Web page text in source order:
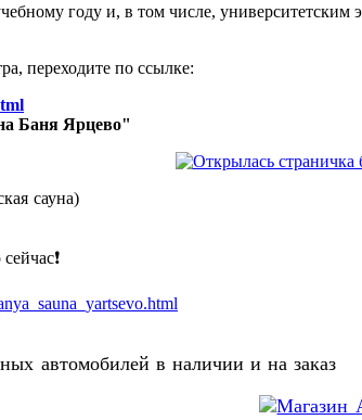
году и, в том числе,
переходите по ссылке:
Баня Ярцево"
сауна)
автомобилей в наличии и на заказ